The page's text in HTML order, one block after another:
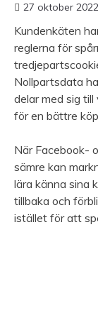
27 oktober 2022
Kundenkäten
reglerna för
Nollpartsdata
delar med sig
för en bättre
När Facebook-
sämre kan
lära känna sina
tillbaka och
istället för att